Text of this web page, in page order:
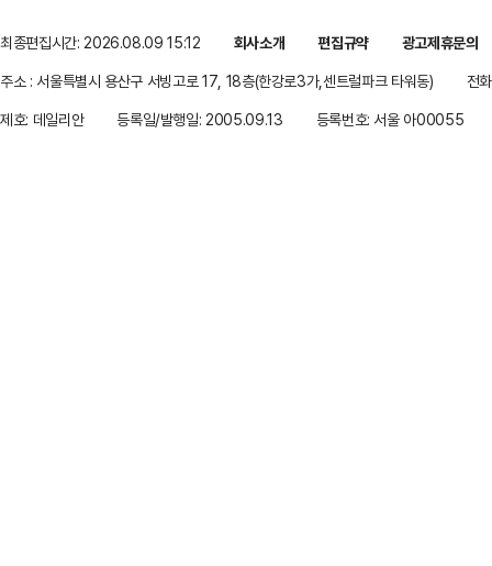
최종편집시간: 2026.08.09 15:12 회사소개 편집규약
광고제휴문의
주소 : 서울특별시 용산구 서빙고로 17, 18층(한강로3가,센트럴파크 타워동)
전
제호: 데일리안
등록일/발행일: 2005.09.13 등록번호: 서울 아00055